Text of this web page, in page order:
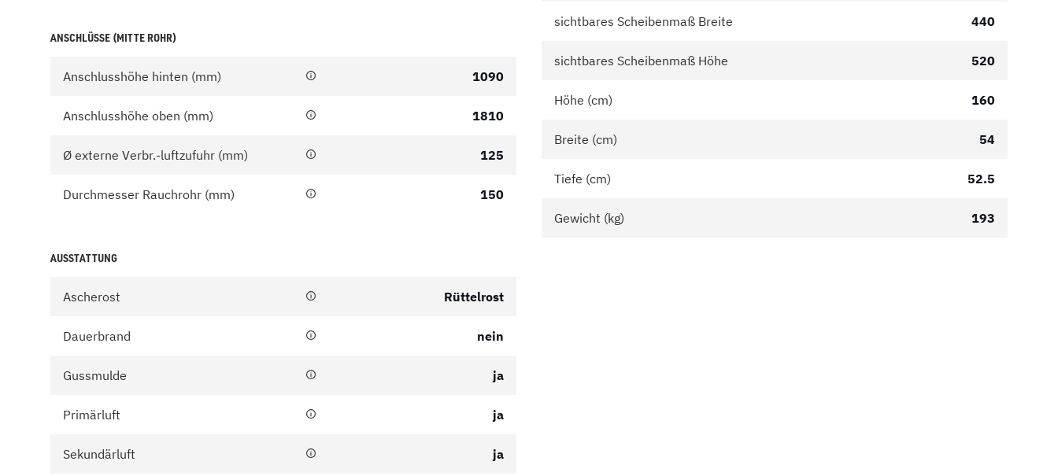
ANSCHLÜSSE (MITTE ROHR)
Anschlusshöhe hinten (mm) 1090
Anschlusshöhe oben (mm) 1810
Ø externe Verbr.-luftzufuhr (mm) 125
Durchmesser Rauchrohr (mm) 150
AUSSTATTUNG
Ascherost Rüttelrost
Dauerbrand nein
Gussmulde ja
Primärluft ja
Sekundärluft ja
sichtbares Scheibenmaß Breite 440
sichtbares Scheibenmaß Höhe 520
Höhe (cm) 160
Breite (cm) 54
Tiefe (cm) 52.5
Gewicht (kg) 193